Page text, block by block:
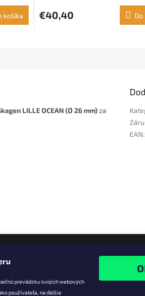
prevádzku svojich webových
používateľa, na ďalšie
košíka €40,40 Do
LILLE OCEAN (Ø 26 mm)za
EAN: